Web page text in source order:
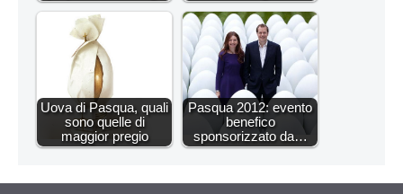
Uova di Pasqua, quali
sono quelle di
maggior pregio
Pasqua 2012: evento
benefico
sponsorizzato da…